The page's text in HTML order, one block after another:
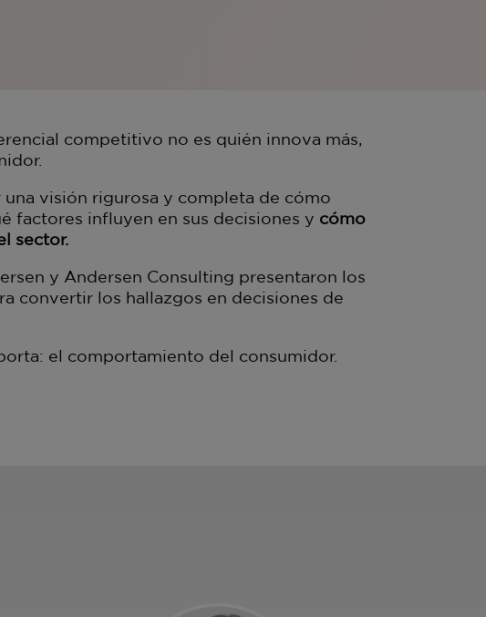
competitivo no es quién innova más,
visión rigurosa y completa de cómo
factores influyen en sus decisiones y cómo
sector.
y Andersen Consulting presentaron los
convertir los hallazgos en decisiones de
el comportamiento del consumidor.